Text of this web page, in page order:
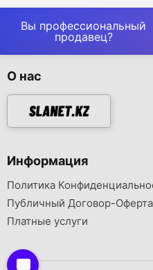
металлургический
коксВы профессиональный
продавец?
О нас
Информация
Политика
Публичный Договор-Оферта
Платные услуги